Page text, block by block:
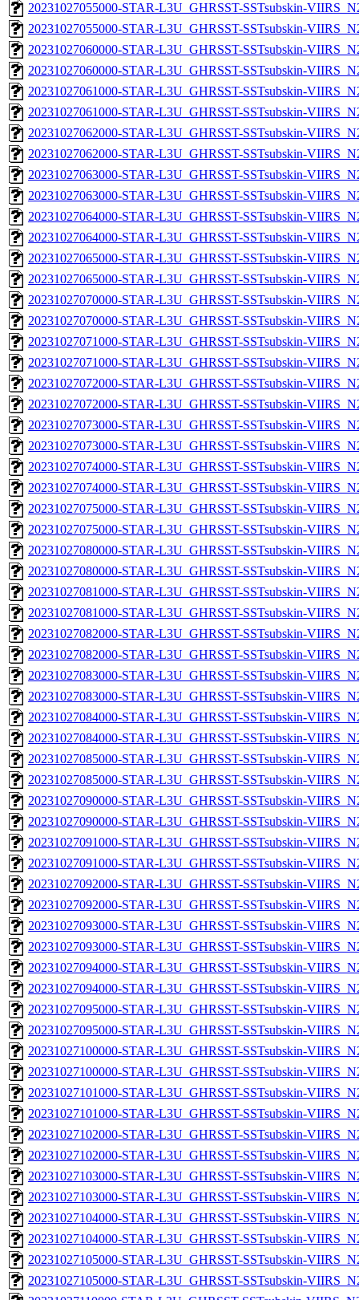
20231027055000-STAR-L3U_GHRSST-SSTsubskin-
20231027055000-STAR-L3U_GHRSST-SSTsubskin-
20231027060000-STAR-L3U_GHRSST-SSTsubskin-
20231027060000-STAR-L3U_GHRSST-SSTsubskin-
20231027061000-STAR-L3U_GHRSST-SSTsubskin-
20231027061000-STAR-L3U_GHRSST-SSTsubskin-
20231027062000-STAR-L3U_GHRSST-SSTsubskin-
20231027062000-STAR-L3U_GHRSST-SSTsubskin-
20231027063000-STAR-L3U_GHRSST-SSTsubskin-
20231027063000-STAR-L3U_GHRSST-SSTsubskin-
20231027064000-STAR-L3U_GHRSST-SSTsubskin-
20231027064000-STAR-L3U_GHRSST-SSTsubskin-
20231027065000-STAR-L3U_GHRSST-SSTsubskin-
20231027065000-STAR-L3U_GHRSST-SSTsubskin-
20231027070000-STAR-L3U_GHRSST-SSTsubskin-
20231027070000-STAR-L3U_GHRSST-SSTsubskin-
20231027071000-STAR-L3U_GHRSST-SSTsubskin-
20231027071000-STAR-L3U_GHRSST-SSTsubskin-
20231027072000-STAR-L3U_GHRSST-SSTsubskin-
20231027072000-STAR-L3U_GHRSST-SSTsubskin-
20231027073000-STAR-L3U_GHRSST-SSTsubskin-
20231027073000-STAR-L3U_GHRSST-SSTsubskin-
20231027074000-STAR-L3U_GHRSST-SSTsubskin-
20231027074000-STAR-L3U_GHRSST-SSTsubskin-
20231027075000-STAR-L3U_GHRSST-SSTsubskin-
20231027075000-STAR-L3U_GHRSST-SSTsubskin-
20231027080000-STAR-L3U_GHRSST-SSTsubskin-
20231027080000-STAR-L3U_GHRSST-SSTsubskin-
20231027081000-STAR-L3U_GHRSST-SSTsubskin-
20231027081000-STAR-L3U_GHRSST-SSTsubskin-
20231027082000-STAR-L3U_GHRSST-SSTsubskin-
20231027082000-STAR-L3U_GHRSST-SSTsubskin-
20231027083000-STAR-L3U_GHRSST-SSTsubskin-
20231027083000-STAR-L3U_GHRSST-SSTsubskin-
20231027084000-STAR-L3U_GHRSST-SSTsubskin-
20231027084000-STAR-L3U_GHRSST-SSTsubskin-
20231027085000-STAR-L3U_GHRSST-SSTsubskin-
20231027085000-STAR-L3U_GHRSST-SSTsubskin-
20231027090000-STAR-L3U_GHRSST-SSTsubskin-
20231027090000-STAR-L3U_GHRSST-SSTsubskin-
20231027091000-STAR-L3U_GHRSST-SSTsubskin-
20231027091000-STAR-L3U_GHRSST-SSTsubskin-
20231027092000-STAR-L3U_GHRSST-SSTsubskin-
20231027092000-STAR-L3U_GHRSST-SSTsubskin-
20231027093000-STAR-L3U_GHRSST-SSTsubskin-
20231027093000-STAR-L3U_GHRSST-SSTsubskin-
20231027094000-STAR-L3U_GHRSST-SSTsubskin-
20231027094000-STAR-L3U_GHRSST-SSTsubskin-
20231027095000-STAR-L3U_GHRSST-SSTsubskin-
20231027095000-STAR-L3U_GHRSST-SSTsubskin-
20231027100000-STAR-L3U_GHRSST-SSTsubskin-
20231027100000-STAR-L3U_GHRSST-SSTsubskin-
20231027101000-STAR-L3U_GHRSST-SSTsubskin-
20231027101000-STAR-L3U_GHRSST-SSTsubskin-
20231027102000-STAR-L3U_GHRSST-SSTsubskin-
20231027102000-STAR-L3U_GHRSST-SSTsubskin-
20231027103000-STAR-L3U_GHRSST-SSTsubskin-
20231027103000-STAR-L3U_GHRSST-SSTsubskin-
20231027104000-STAR-L3U_GHRSST-SSTsubskin-
20231027104000-STAR-L3U_GHRSST-SSTsubskin-
20231027105000-STAR-L3U_GHRSST-SSTsubskin-
20231027105000-STAR-L3U_GHRSST-SSTsubskin-